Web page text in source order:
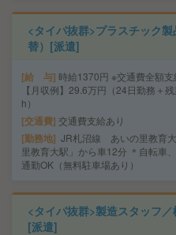
<タイパ抜群>プラスチック
替）[派遣]
給 与 時給1370円 ※交通費全額支
【月収例】29.6万円（24日勤務＋
h）
交通費 交通費支給あり
勤務地 JR札沼線 あいの里教育
里教育大駅」から車12分 ＊自転車
通勤OK（無料駐車場あり）
<タイパ抜群>製造スタッフ／
[派遣]